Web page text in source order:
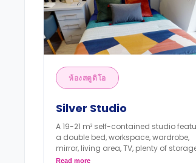
ห้องสตูดิโอ
Silver Studio
A 19-21 m² self-contained studio
a double bed, workspace, wardrobe,
mirror, living area, TV, plenty of
space, private bathroom, and
Read more